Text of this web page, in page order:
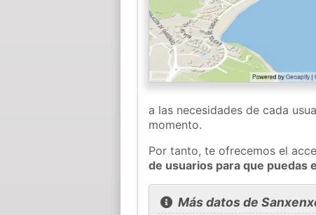
a las necesidades de cada
momento.
Por tanto, te ofrecemos el
de usuarios para que puedas
Más datos de